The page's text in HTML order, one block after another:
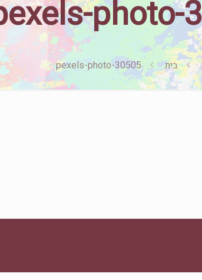
photo-
בית pexels-photo-30505